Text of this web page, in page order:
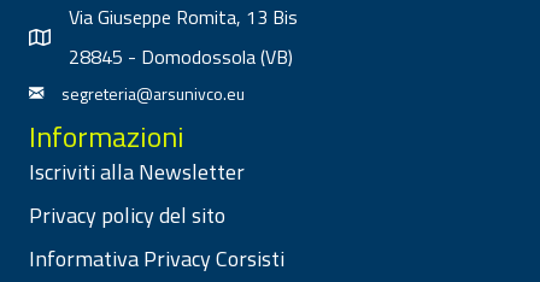
Via Giuseppe Romita, 13 Bis
28845 - Domodossola (VB)
segreteria@arsunivco.eu
Informazioni
Iscriviti alla Newsletter
Privacy policy del sito
Informativa Privacy Corsisti